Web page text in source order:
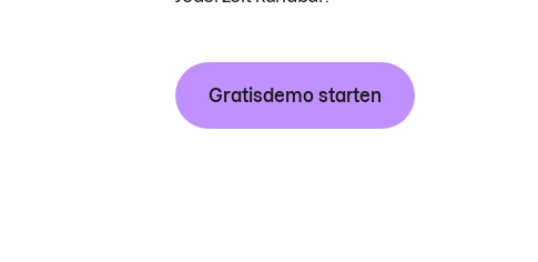
Gratisdemo starten